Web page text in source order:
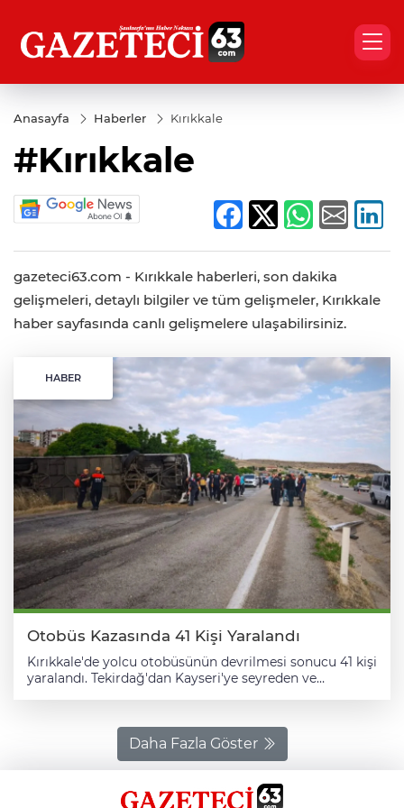
Anasayfa Haberler Kırıkkale
#Kırıkkale
gazeteci63.com - Kırıkkale haberleri, son dakika
gelişmeleri, detaylı bilgiler ve tüm gelişmeler, Kırıkkale
haber sayfasında canlı gelişmelere ulaşabilirsiniz.
HABER
Otobüs Kazasında 41 Kişi Yaralandı
Kırıkkale'de yolcu otobüsünün devrilmesi sonucu 41 kişi
yaralandı. Tekirdağ'dan Kayseri'ye seyreden ve
Devlet Hastanesi yakınında kontrolden çıkarak devrildi.
İhbar üzerine, olay yerine AFAD, itfaiye, sağlık,
jandarma ve polis ekipleri sevk edildi. Kazada 3'ü ağır 41
kişi yaralandı. Yaralılar, ambulanslarla kentteki
hastanelere kaldırıldı. Kırıkkale Valisi Hüseyin Engin
Daha Fazla Göster